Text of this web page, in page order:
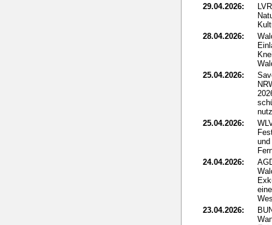
29.04.2026:
28.04.2026:
25.04.2026:
25.04.2026:
24.04.2026:
23.04.2026: